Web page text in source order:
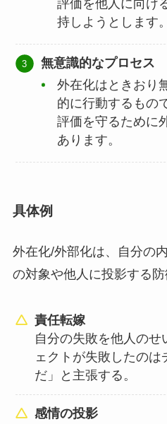
評価を他人に向け
持しようとします。
無意識的なプロセス
外在化はときおり
的に行動するもの
評価を守るために
あります。
具体例
外在化/外部化は、自分の
の対象や他人に投影する防
責任転嫁
自分の失敗を他人の
ェクトが失敗したの
だ」と主張する。
感情の投影